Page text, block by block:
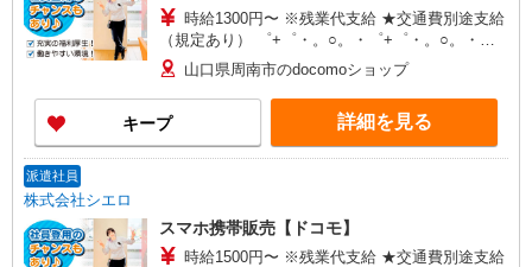
時給1300円〜 ※残業代支給 ★交通費別途支給
（規定あり） ゜+゜・。○。・゜+゜・。○。・゜
+゜ 入社祝い金10万円支給(規定有) お友達を紹介
頂くと, インセンティブ支給(規定有) ★月2回払
い・週払い可能（規程有）★ ゜・。○。・゜
+゜・。○。・゜+゜
山口県周南市のdocomoショップ
キープ 詳細を見る
派遣社員
株式会社シエロ
スマホ携帯販売【ドコモ】
時給1500円〜 ※残業代支給 ★交通費別途支給